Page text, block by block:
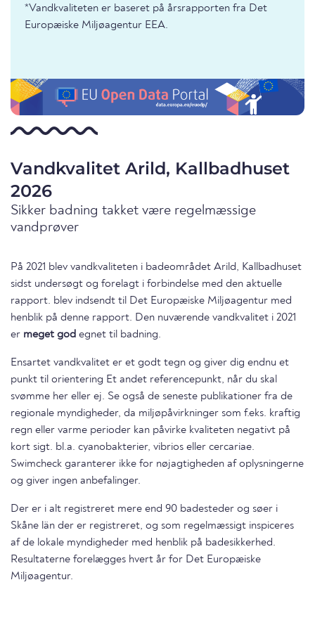
*Vandkvaliteten er baseret på årsrapporten fra Det
Europæiske Miljøagentur EEA.
Vandkvalitet Arild, Kallbadhuset
2026
Sikker badning takket være regelmæssige
vandprøver
På 2021 blev vandkvaliteten i badeområdet Arild, Kallbadhuset
sidst undersøgt og forelagt i forbindelse med den aktuelle
rapport. blev indsendt til Det Europæiske Miljøagentur med
henblik på denne rapport. Den nuværende vandkvalitet i 2021
er meget god egnet til badning.
Ensartet vandkvalitet er et godt tegn og giver dig endnu et
punkt til orientering Et andet referencepunkt, når du skal
svømme her eller ej. Se også de seneste publikationer fra de
regionale myndigheder, da miljøpåvirkninger som f.eks. kraftig
regn eller varme perioder kan påvirke kvaliteten negativt på
kort sigt. bl.a. cyanobakterier, vibrios eller cercariae.
Swimcheck garanterer ikke for nøjagtigheden af oplysningerne
og giver ingen anbefalinger.
Der er i alt registreret mere end 90 badesteder og søer i
Skåne län der er registreret, og som regelmæssigt inspiceres
af de lokale myndigheder med henblik på badesikkerhed.
Resultaterne forelægges hvert år for Det Europæiske
Miljøagentur.